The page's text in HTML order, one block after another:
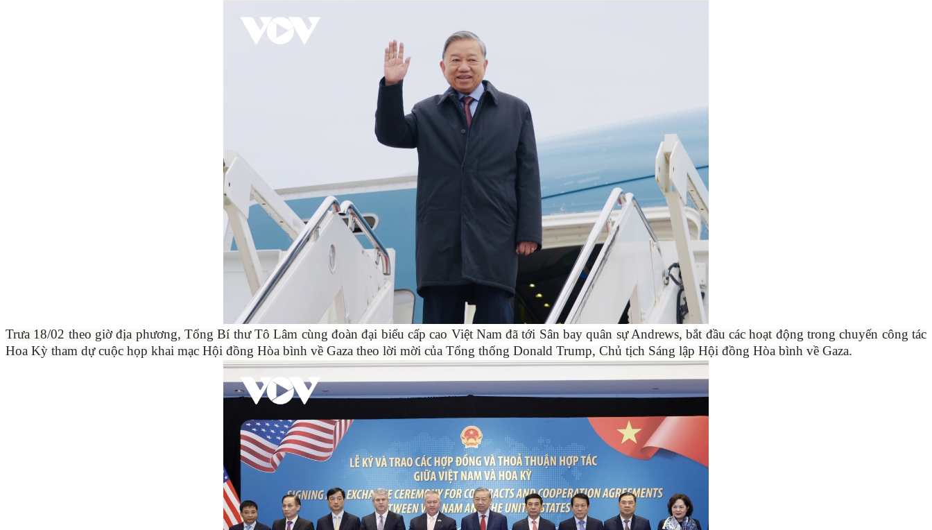
Trưa 18/02 theo giờ địa phương, Tổng Bí thư Tô Lâm cùng đoàn đại biểu cấp cao Việt Nam đã tới Sân bay quân sự Andrews, bắt đầu các hoạt động trong chuyến công tác
Hoa Kỳ tham dự cuộc họp khai mạc Hội đồng Hòa bình về Gaza theo lời mời của Tổng thống Donald Trump, Chủ tịch Sáng lập Hội đồng Hòa bình về Gaza.